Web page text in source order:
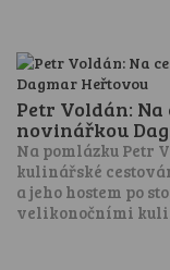
Petr Voldán:
novinářkou
Na pomlázku Petr
kulinářské
a jeho hostem po
velikonočními